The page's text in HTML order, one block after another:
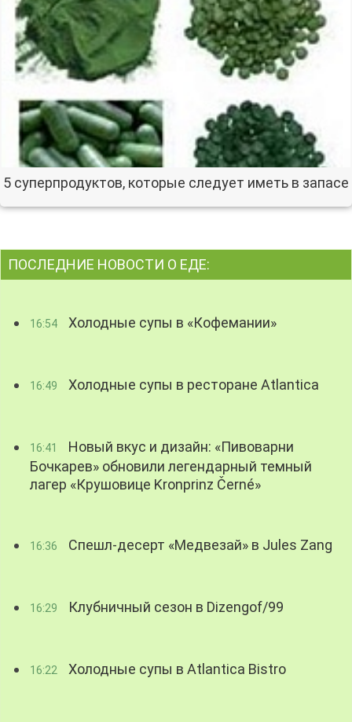
5 суперпродуктов, которые следует иметь в запасе
ПОСЛЕДНИЕ НОВОСТИ О ЕДЕ:
16:54 Холодные супы в «Кофемании»
16:49 Холодные супы в ресторане Atlantica
16:41
Новый вкус и дизайн: «Пивоварни
Бочкарев» обновили легендарный темный
лагер «Крушовице Kronprinz Černé»
16:36 Спешл-десерт «Медвезай» в Jules Zang
16:29 Клубничный сезон в Dizengof/99
16:22 Холодные супы в Atlantica Bistro